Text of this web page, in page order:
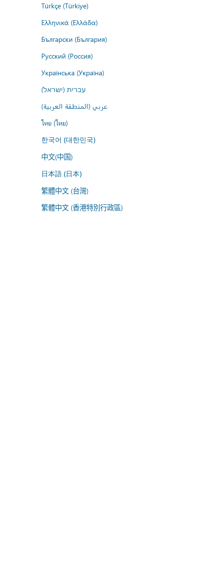
Türkçe (Türkiye)
Ελληνικά (Ελλάδα)
Български (България)
Русский (Россия)
Українська (Україна)
עברית (ישראל)
عربي (المنطقة العربية)
ไทย (ไทย)
한국어 (대한민국)
中文(中国)
日本語 (日本)
繁體中文 (台灣)
繁體中文 (香港特別行政區)